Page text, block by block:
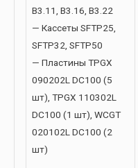
B3.11, B3.16, B3.22
— Кассеты SFTP25,
SFTP32, SFTP50
— Пластины TPGX
090202L DC100 (5
шт), TPGX 110302L
DC100 (1 шт), WCGT
020102L DC100 (2
шт)